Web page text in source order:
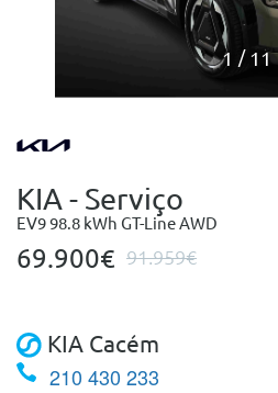
1 11
KIA - Serviço
EV9 98.8 kWh GT-Line AWD
69.900€ 91.959€
KIA Cacém
210 430 233